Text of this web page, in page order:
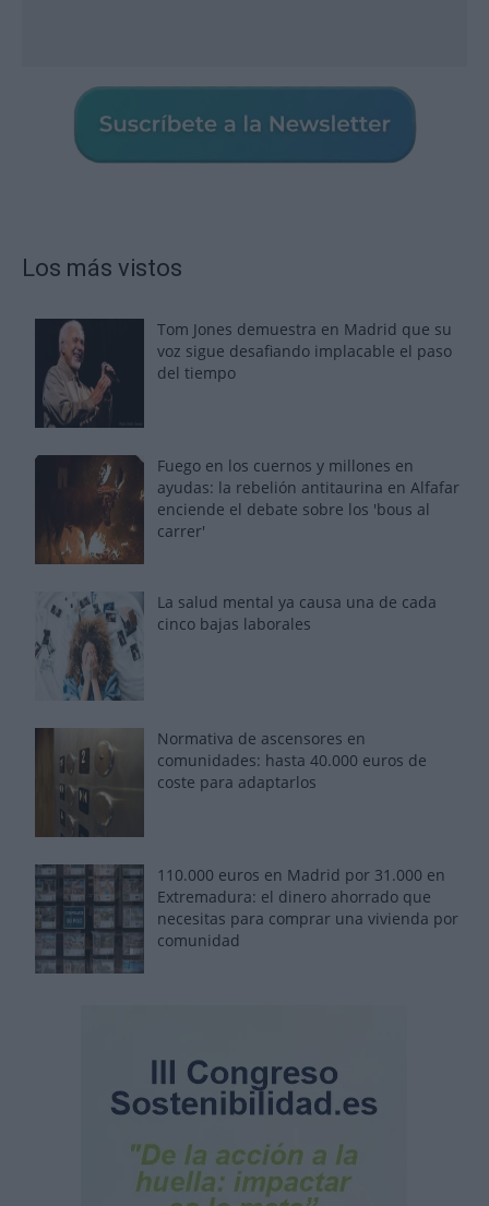
Los más vistos
Tom Jones demuestra en Madrid que su
voz sigue desafiando implacable el paso
del tiempo
Fuego en los cuernos y millones en
ayudas: la rebelión antitaurina en Alfafar
enciende el debate sobre los 'bous al
carrer'
La salud mental ya causa una de cada
cinco bajas laborales
Normativa de ascensores en
comunidades: hasta 40.000 euros de
coste para adaptarlos
110.000 euros en Madrid por 31.000 en
Extremadura: el dinero ahorrado que
necesitas para comprar una vivienda por
comunidad